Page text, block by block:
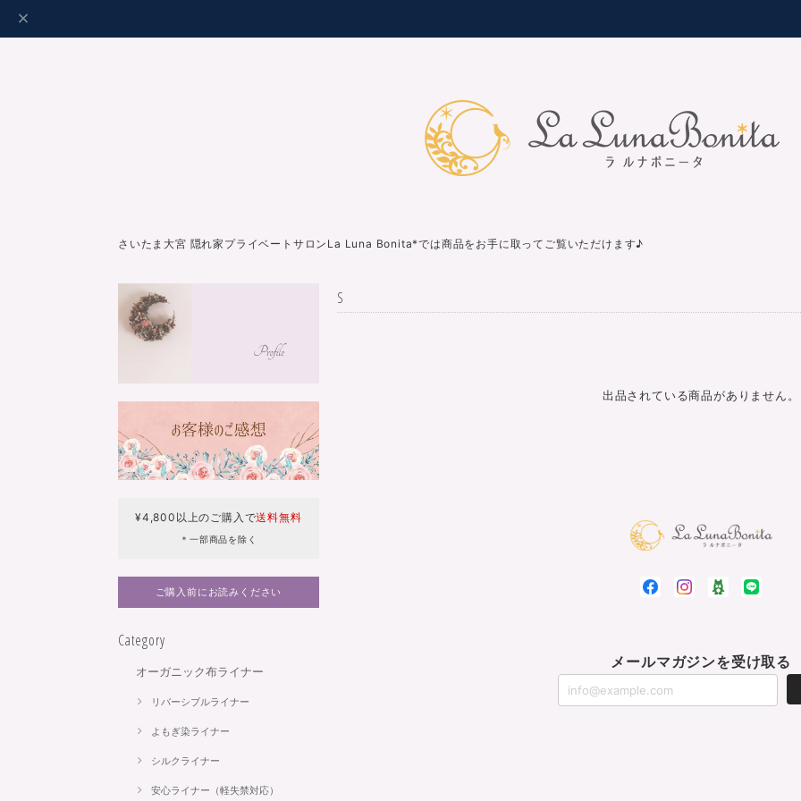
さいたま大宮 隠れ家プライベートサロンLa Luna Bonita*では商品をお手に取ってご覧いただけます♪
¥4,800以上のご購入で送料無料
＊一部商品を除く
ご購入前にお読みください
Category
オーガニック布ライナー
リバーシブルライナー
よもぎ染ライナー
シルクライナー
安心ライナー（軽失禁対応）
S
出品されている商品がありません。
メールマガジンを受け取る